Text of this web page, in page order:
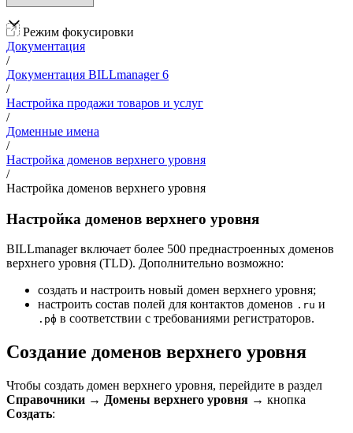
Режим фокусировки
Документация
/
Документация BILLmanager 6
/
Настройка продажи товаров и услуг
/
Доменные имена
/
Настройка доменов верхнего уровня
/
Настройка доменов верхнего уровня
Настройка доменов верхнего уровня
BILLmanager включает более 500 преднастроенных доменов
верхнего уровня (TLD). Дополнительно возможно:
создать и настроить новый домен верхнего уровня;
настроить состав полей для контактов доменов .ru и
.рф в соответствии с требованиями регистраторов.
Создание доменов верхнего уровня
Чтобы создать домен верхнего уровня, перейдите в раздел
Справочники → Домены верхнего уровня → кнопка
Создать: